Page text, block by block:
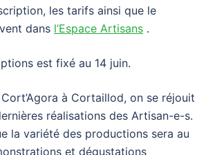
les tarifs ainsi que le
dans l’Espace Artisans .
est fixé au 14 juin.
à Cortaillod, on se réjouit
réalisations des Artisan-e-s.
la variété des productions sera au
et dégustations